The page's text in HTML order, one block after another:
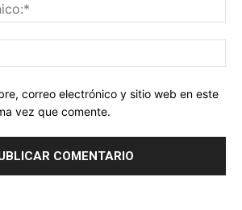
correo electrónico y sitio web en este
vez que comente.